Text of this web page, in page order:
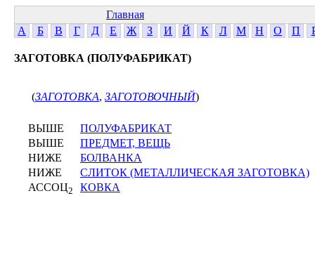
Главная
А
Б В Г Д Е Ж З И Й К Л М Н О П
ЗАГОТОВКА (ПОЛУФАБРИКАТ)
(ЗАГОТОВКА, ЗАГОТОВОЧНЫЙ)
ВЫШЕ
ПОЛУФАБРИКАТ
ВЫШЕ
ПРЕДМЕТ, ВЕЩЬ
НИЖЕ
БОЛВАНКА
НИЖЕ
СЛИТОК (МЕТАЛЛИЧЕСКАЯ ЗАГОТОВКА)
АССОЦ2 КОВКА